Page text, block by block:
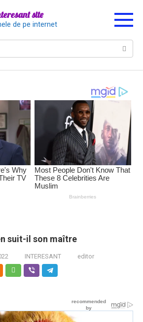
site
de pe internet
suit-il son maître
INTERESANT editor